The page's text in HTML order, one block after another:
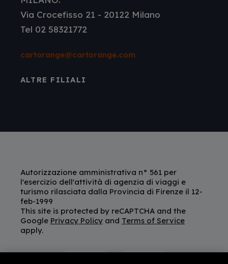
Via Crocefisso 21 - 20122 Milano
Tel 02 58321772
cartorange@cartorange.com
ALTRE FILIALI
Autorizzazione amministrativa n° 561 per
l'esercizio dell'attività di agenzia di viaggi e
turismo rilasciata dalla Provincia di Firenze il 12-
feb-1999
This site is protected by reCAPTCHA and the
Google Privacy Policyand Terms of Service
apply.